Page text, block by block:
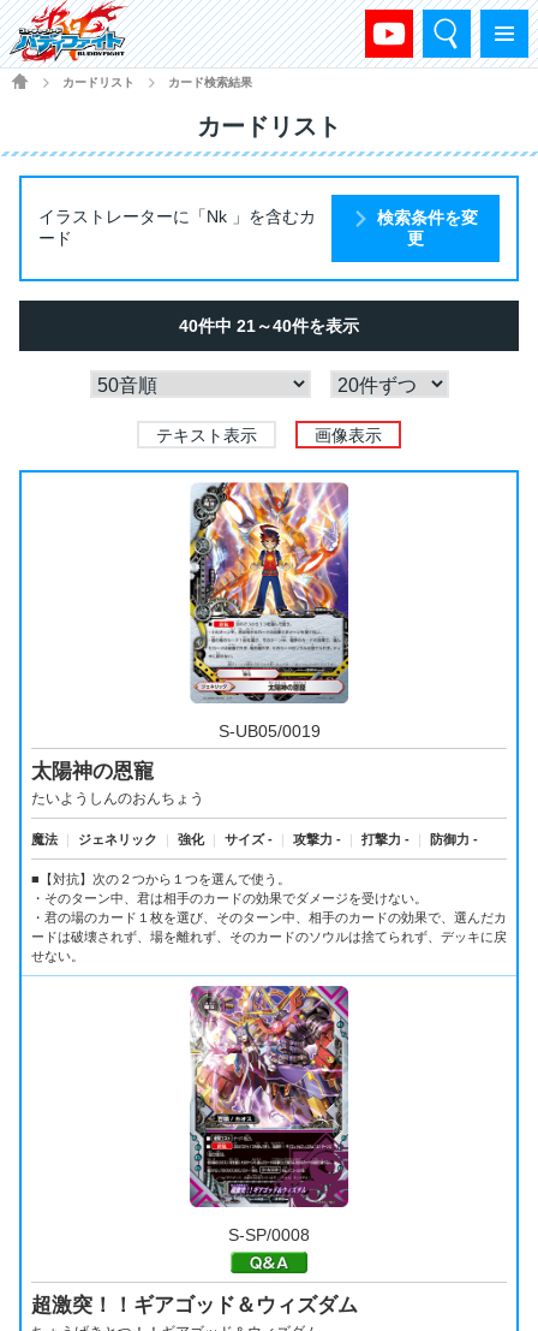
メニュー
検索
HOME
カードリスト カード検索結果
カードリスト
イラストレーターに「Nk 」を含むカ
ード
検索条件を変
更
40件中 21～40件を表示
テキスト表示 画像表示
S-UB05/0019
太陽神の恩寵
たいようしんのおんちょう
魔法 ｜ ジェネリック ｜ 強化 ｜ サイズ - ｜ 攻撃力 - ｜ 打撃力 - ｜ 防御力 -
■【対抗】次の２つから１つを選んで使う。
・そのターン中、君は相手のカードの効果でダメージを受けない。
・君の場のカード１枚を選び、そのターン中、相手のカードの効果で、選んだカ
ードは破壊されず、場を離れず、そのカードのソウルは捨てられず、デッキに戻
せない。
S-SP/0008
超激突！！ギアゴッド＆ウィズダム